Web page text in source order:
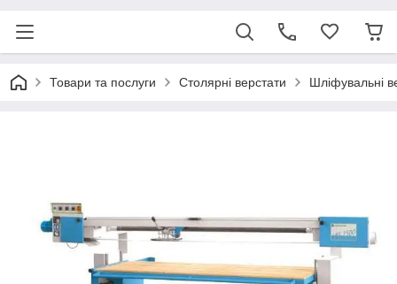
Товари та послуги Столярні верстати Шліфувальні